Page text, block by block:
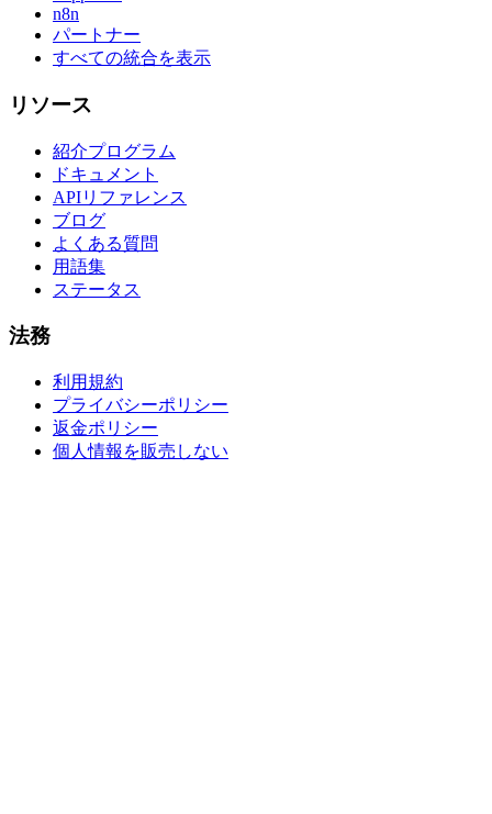
n8n
パートナー
すべての統合を表示
リソース
紹介プログラム
ドキュメント
APIリファレンス
ブログ
よくある質問
用語集
ステータス
法務
利用規約
プライバシーポリシー
返金ポリシー
個人情報を販売しない